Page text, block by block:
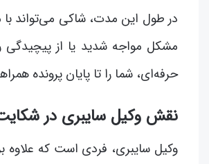
در طول این مدت، شاکی می‌تواند با
مشکل مواجه شدید یا از پیچیدگی
حرفه‌ای، شما را تا پایان پرونده
نقش وکیل سایبری در شکایت
وکیل سایبری، فردی است که علاوه